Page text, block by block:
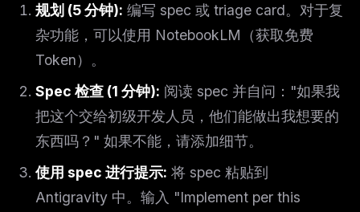
规划 (5 分钟): 编写 spec 或 triage card。对于复
杂功能，可以使用 NotebookLM（获取免费
Token）。
Spec 检查 (1 分钟): 阅读 spec 并自问："如果我
把这个交给初级开发人员，他们能做出我想要的
东西吗？" 如果不能，请添加细节。
使用 spec 进行提示: 将 spec 粘贴到
Antigravity 中。输入 "Implement per this